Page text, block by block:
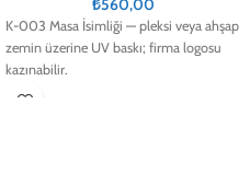
₺560,00
K-003 Masa İsimliği — pleksi veya ahşap
zemin üzerine UV baskı; firma logosu
kazınabilir.